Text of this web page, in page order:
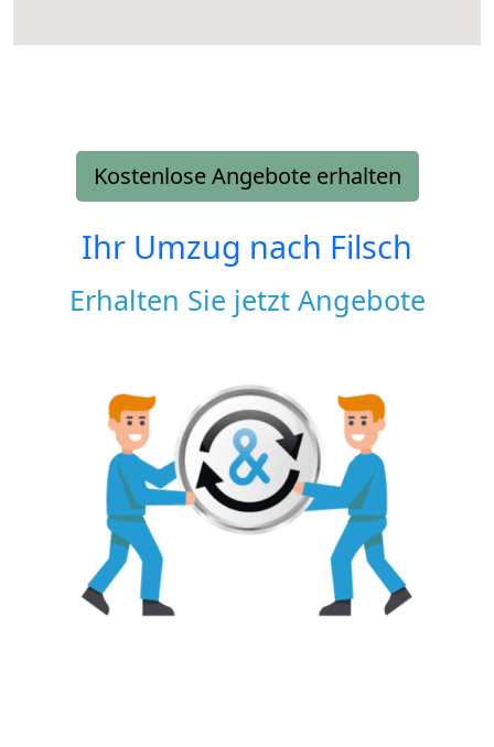
Kostenlose Angebote erhalten
Ihr Umzug nach Filsch
Erhalten Sie jetzt Angebote